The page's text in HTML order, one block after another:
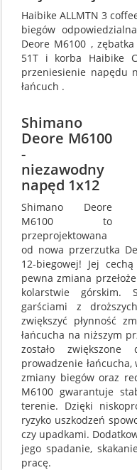
Haibike ALLMTN 3
biegów
Deore M6100 ,
51T i korba Haibike
przeniesienie napędu
łańcuch .
Shimano
Deore M6100
-
niezawodny
napęd 1x12
Shimano Deore
M6100 to
przeprojektowana
od nowa przerzutka
12-biegowej! Jej
pewna zmiana
kolarstwie górskim.
garściami z
zwiększyć płynność
łańcucha na niższym
zostało
prowadzenie łańcucha,
zmiany biegów oraz
M6100 gwarantuje
terenie. Dzięki
ryzyko uszkodzeń
czy upadkami.
jego spadanie,
pracę.